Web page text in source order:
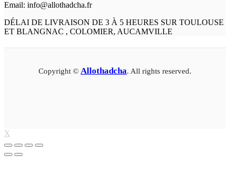
Email: info@allothadcha.fr
DÉLAI DE LIVRAISON DE 3 À 5 HEURES SUR TOULOUSE
ET BLANGNAC , COLOMIER, AUCAMVILLE
Copyright © Allothadcha. All rights reserved.
X